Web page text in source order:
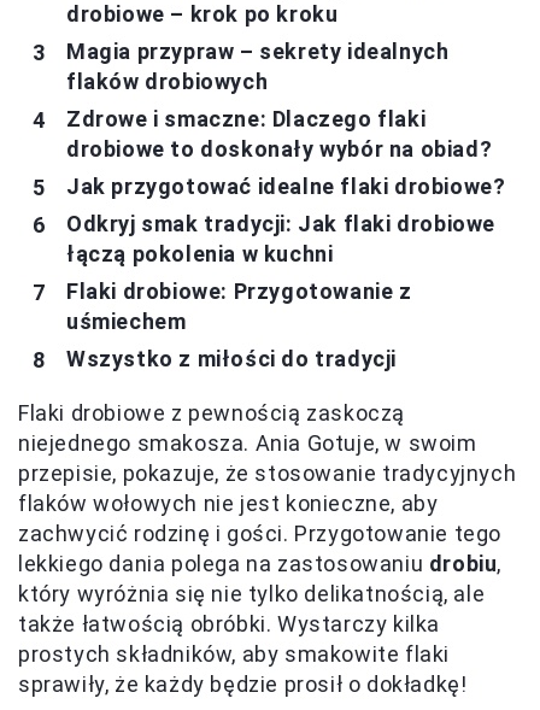
drobiowe – krok po kroku
Magia przypraw – sekrety idealnych
flaków drobiowych
Zdrowe i smaczne: Dlaczego flaki
drobiowe to doskonały wybór na obiad?
Jak przygotować idealne flaki drobiowe?
Odkryj smak tradycji: Jak flaki drobiowe
łączą pokolenia w kuchni
Flaki drobiowe: Przygotowanie z
uśmiechem
Wszystko z miłości do tradycji
Flaki drobiowe z pewnością zaskoczą
niejednego smakosza. Ania Gotuje, w swoim
przepisie, pokazuje, że stosowanie tradycyjnych
flaków wołowych nie jest konieczne, aby
zachwycić rodzinę i gości. Przygotowanie tego
lekkiego dania polega na zastosowaniu drobiu,
który wyróżnia się nie tylko delikatnością, ale
także łatwością obróbki. Wystarczy kilka
prostych składników, aby smakowite flaki
sprawiły, że każdy będzie prosił o dokładkę!